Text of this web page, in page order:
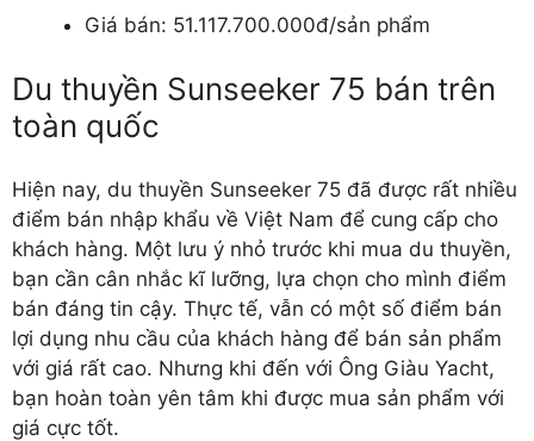
Giá bán: 51.117.700.000đ/sản phẩm
Du thuyền Sunseeker 75 bán trên
toàn quốc
Hiện nay, du thuyền Sunseeker 75 đã được rất nhiều
điểm bán nhập khẩu về Việt Nam để cung cấp cho
khách hàng. Một lưu ý nhỏ trước khi mua du thuyền,
bạn cần cân nhắc kĩ lưỡng, lựa chọn cho mình điểm
bán đáng tin cậy. Thực tế, vẫn có một số điểm bán
lợi dụng nhu cầu của khách hàng để bán sản phẩm
với giá rất cao. Nhưng khi đến với Ông Giàu Yacht,
bạn hoàn toàn yên tâm khi được mua sản phẩm với
giá cực tốt.